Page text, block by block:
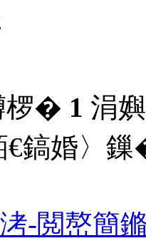
椤� 1 涓
€鎬婚〉
-閲嶅簡